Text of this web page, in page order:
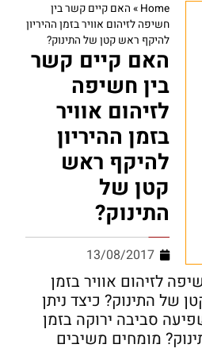
Home
» האם קיים קשר בין
חשיפה לזיהום אוויר בזמן ההיריון
להיקף ראש קטן של התינוק?
האם קיים קשר
בין חשיפה
לזיהום אוויר
בזמן ההיריון
להיקף ראש
קטן של
התינוק?
13/08/2017
לזיהום אוויר בזמן
של התינוק? כיצד ניתן
סביבה ירוקה בזמן
מומחים משיבים